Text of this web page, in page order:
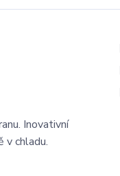
Inovativní
v chladu.